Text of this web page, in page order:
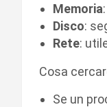
Memoria
Disco:
Rete:
Cosa
Se un